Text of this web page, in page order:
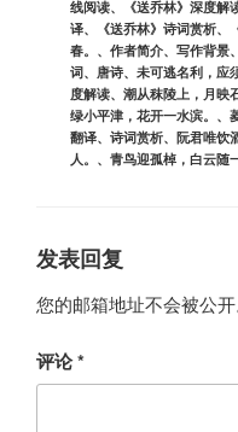
签
线阅读、 《送乔林》深度解
译、 《送乔林》诗词赏析、
春。 、 作者简介、 写作背景、
词、 唐诗、 未可逃名利，应
度解读、 潮从秣陵上，月映
绿小平津，花开一水滨。 、
翻译、 诗词赏析、 阮君唯饮
人。 、 青鸟迎孤棹，白云随
发表回复
您的邮箱地址不会被公开
评论*